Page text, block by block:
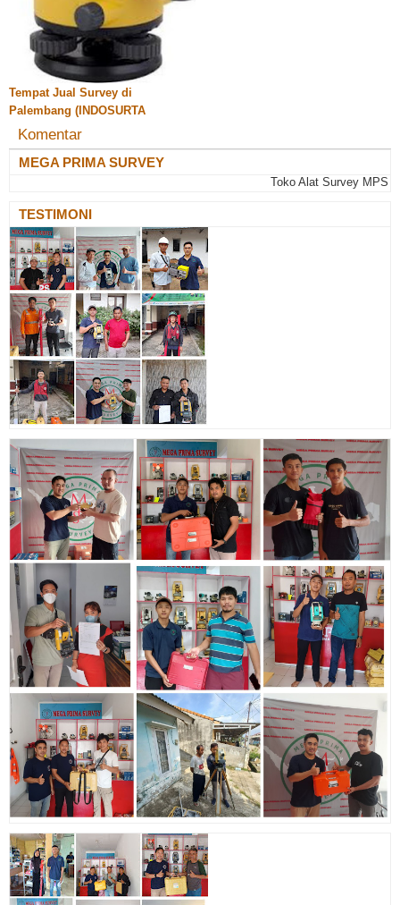
Tempat Jual Survey di
Palembang (INDOSURTA
PALEMBANG)
Komentar
MEGA PRIMA SURVEY
Toko Alat Survey MPS
TESTIMONI